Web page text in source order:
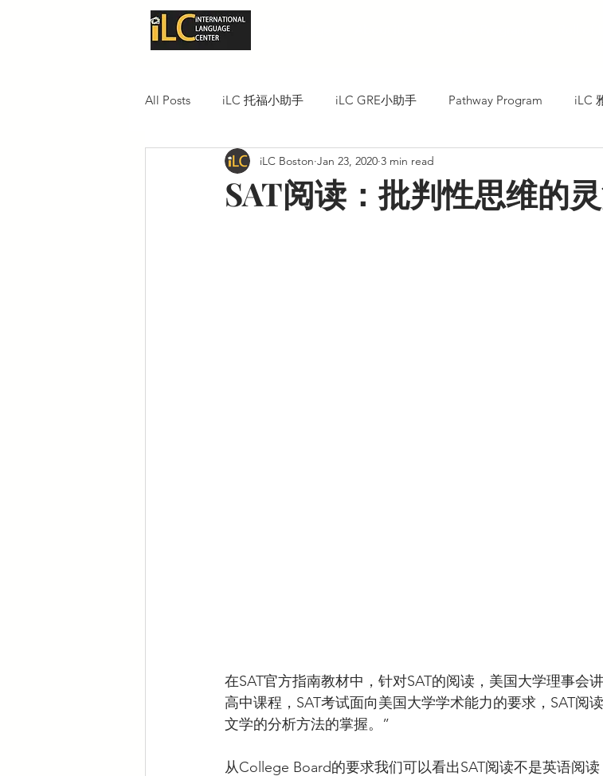
All Posts iLC 托福小助手 iLC GRE小助手 Pathway Program iLC
SAT阅读：批判性思维的
iLC Boston Jan 23, 2020 3 min read
在SAT官方指南教材中，针对SAT的阅读，美国大学理事会
高中课程，SAT考试面向美国大学学术能力的要求，SAT阅
文学的分析方法的掌握。”
从College Board的要求我们可以看出SAT阅读不是英语阅